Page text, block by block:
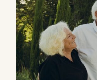
Facebook
Instagram
Youtube
TikTok
X(Twitter)